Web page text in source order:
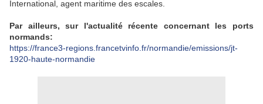
International, agent maritime des escales.
Par ailleurs, sur l'actualité récente concernant les ports
normands:
https://france3-regions.francetvinfo.fr/normandie/emissions/jt-
1920-haute-normandie